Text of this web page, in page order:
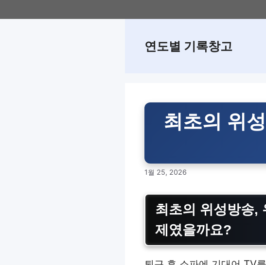
to
연도별 기록창고
최초의 위
1월 25, 2026
최초의 위성방송,
제였을까요?